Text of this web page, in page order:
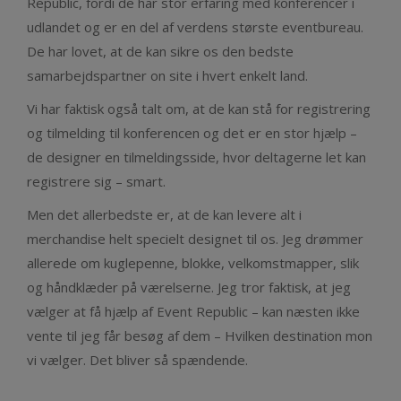
udlandet og er en del af verdens største eventbureau.
De har lovet, at de kan sikre os den bedste
samarbejdspartner on site i hvert enkelt land.
Vi har faktisk også talt om, at de kan stå for registrering
og tilmelding til konferencen og det er en stor hjælp –
de designer en tilmeldingsside, hvor deltagerne let kan
registrere sig – smart.
Men det allerbedste er, at de kan levere alt i
merchandise helt specielt designet til os. Jeg drømmer
allerede om kuglepenne, blokke, velkomstmapper, slik
og håndklæder på værelserne. Jeg tror faktisk, at jeg
vælger at få hjælp af Event Republic – kan næsten ikke
vente til jeg får besøg af dem – Hvilken destination mon
vi vælger. Det bliver så spændende.